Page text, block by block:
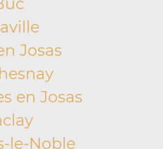
Josas
en Josas
le-Noble